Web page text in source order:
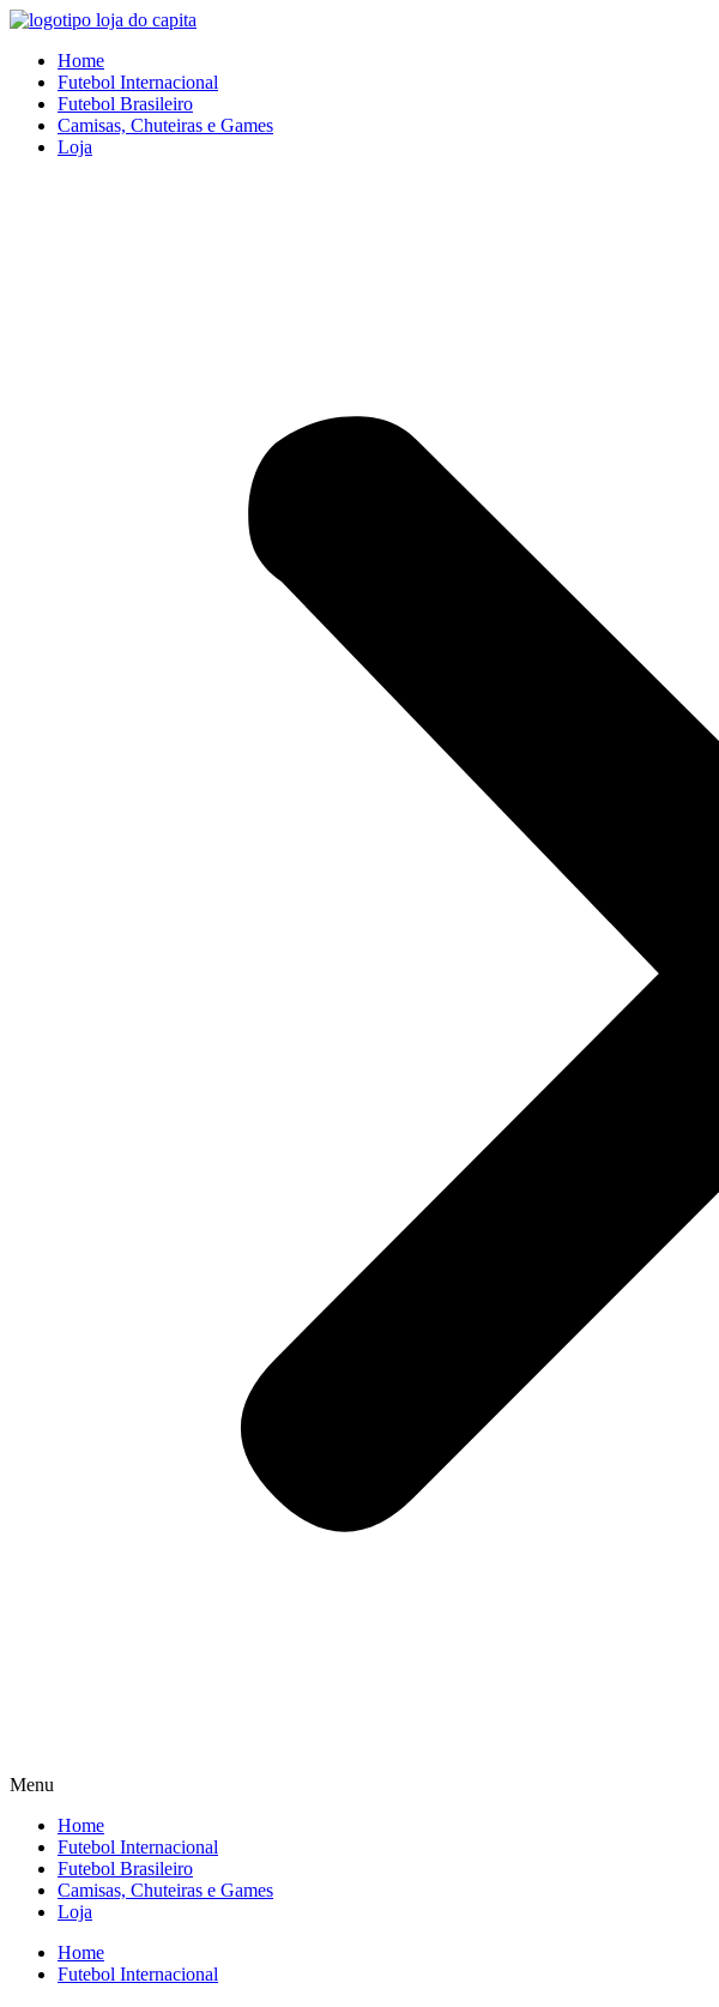
Ir
conteúdo
Home
Futebol Internacional
Futebol Brasileiro
Camisas, Chuteiras e Games
Loja
Menu
Home
Futebol Internacional
Futebol Brasileiro
Camisas, Chuteiras e Games
Loja
Home
Futebol Internacional